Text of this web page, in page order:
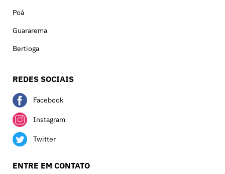
Poá
Guararema
Bertioga
REDES SOCIAIS
Facebook
Instagram
Twitter
ENTRE EM CONTATO